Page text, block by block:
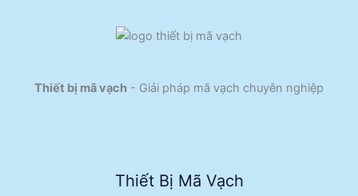
Thiết bị mã vạch - Giải pháp mã vạch chuyên nghiệp
Thiết Bị Mã Vạch